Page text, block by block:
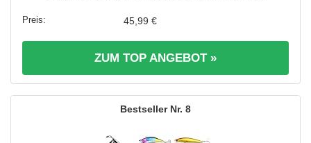
45,99 €
ZUM TOP ANGEBOT »
8